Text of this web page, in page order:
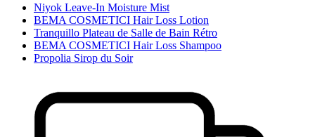
Niyok Leave-In Moisture Mist
BEMA COSMETICI Hair Loss Lotion
Tranquillo Plateau de Salle de Bain Rétro
BEMA COSMETICI Hair Loss Shampoo
Propolia Sirop du Soir